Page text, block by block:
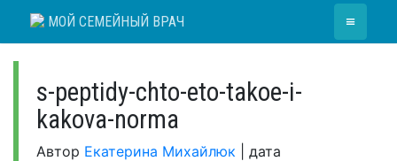
МОЙ СЕМЕЙНЫЙ ВРАЧ ≡
s-peptidy-chto-eto-takoe-i-
kakova-norma
Автор Екатерина Михайлюк
дата